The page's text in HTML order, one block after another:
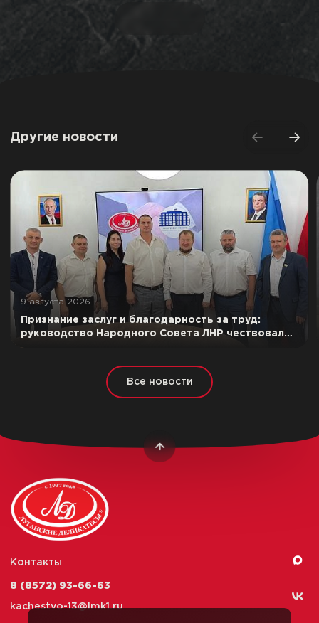
Другие новости
9 августа 2026
Признание заслуг и благодарность за труд:
руководство Народного Совета ЛНР чествовало
Все новости
Контакты
8 (8572) 93-66-63
kachestvo-13@lmk1.ru